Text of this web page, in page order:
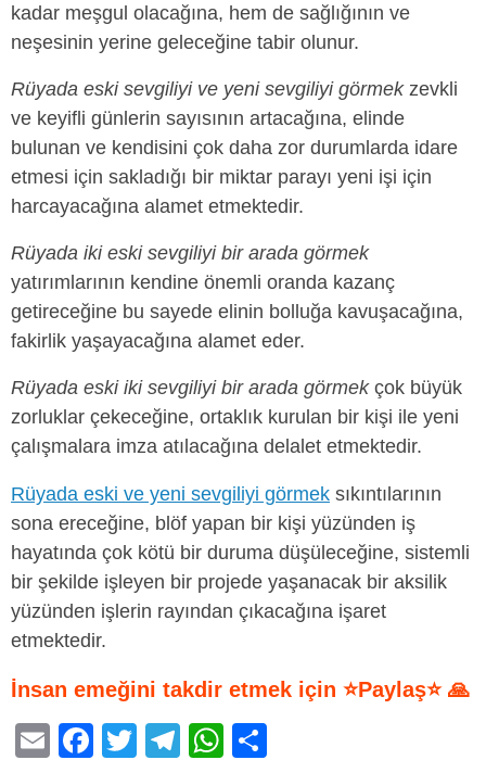
kadar meşgul olacağına, hem de sağlığının ve
neşesinin yerine geleceğine tabir olunur.
Rüyada eski sevgiliyi ve yeni sevgiliyi görmekzevkli
ve keyifli günlerin sayısının artacağına, elinde
bulunan ve kendisini çok daha zor durumlarda idare
etmesi için sakladığı bir miktar parayı yeni işi için
harcayacağına alamet etmektedir.
Rüyada iki eski sevgiliyi bir arada görmek
yatırımlarının kendine önemli oranda kazanç
getireceğine bu sayede elinin bolluğa kavuşacağına,
fakirlik yaşayacağına alamet eder.
Rüyada eski iki sevgiliyi bir arada görmekçok büyük
zorluklar çekeceğine, ortaklık kurulan bir kişi ile yeni
çalışmalara imza atılacağına delalet etmektedir.
Rüyada eski ve yeni sevgiliyi görmek sıkıntılarının
sona ereceğine, blöf yapan bir kişi yüzünden iş
hayatında çok kötü bir duruma düşüleceğine, sistemli
bir şekilde işleyen bir projede yaşanacak bir aksilik
yüzünden işlerin rayından çıkacağına işaret
etmektedir.
İnsan emeğini takdir etmek için ⭐Paylaş⭐ 🙏
E
F
T
T
W